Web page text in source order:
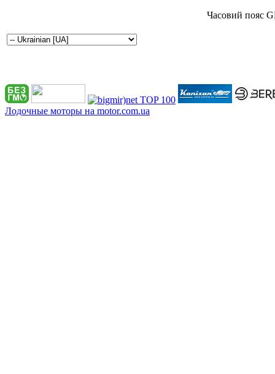
Часовий пояс
Лодочные моторы на motor.com.ua